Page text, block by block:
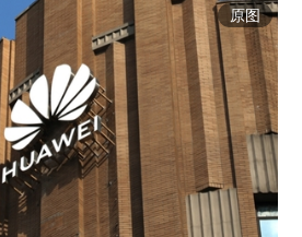
原图